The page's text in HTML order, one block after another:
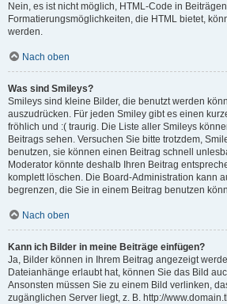
Nein, es ist nicht möglich, HTML-Code in
Formatierungsmöglichkeiten, die HTML bietet,
werden.
Nach oben
Was sind Smileys?
Smileys sind kleine Bilder, die benutzt werden
auszudrücken. Für jeden Smiley gibt es einen
fröhlich und :( traurig. Die Liste aller Smileys
Beitrags sehen. Versuchen Sie bitte trotzdem,
benutzen, sie können einen Beitrag schnell
Moderator könnte deshalb Ihren Beitrag
komplett löschen. Die Board-Administration kann
begrenzen, die Sie in einem Beitrag benutzen
Nach oben
Kann ich Bilder in meine Beiträge einfügen?
Ja, Bilder können in Ihrem Beitrag angezeigt
Dateianhänge erlaubt hat, können Sie das Bild
Ansonsten müssen Sie zu einem Bild verlinken,
zugänglichen Server liegt, z. B. http://